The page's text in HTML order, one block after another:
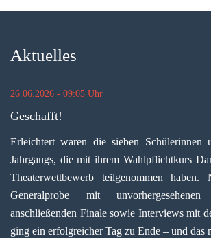
Aktuelles
26.06.2026 - 09:05 Uhr
Geschafft!
Erleichtert waren die sieben Schülerinnen
Jahrgangs, die mit ihrem Wahlpflichtkurs
Theaterwettbewerb teilgenommen haben.
Generalprobe mit
anschließenden Finale sowie Interviews mit
ging ein erfolgreicher Tag zu Ende – und das